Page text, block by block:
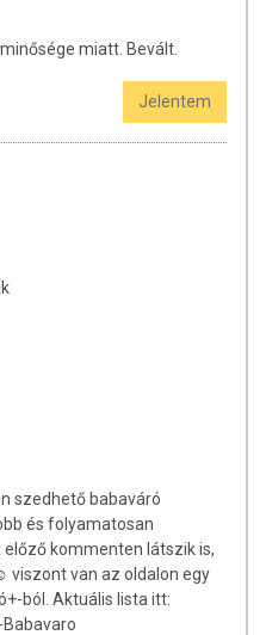
miatt. Bevált.
Jelentem
szedhető babaváró
és folyamatosan
kommenten látszik is,
viszont van az oldalon egy
ból. Aktuális lista itt: